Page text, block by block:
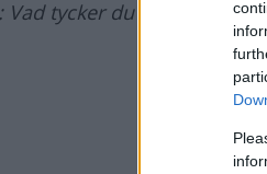
Vad tycker du om stopp/